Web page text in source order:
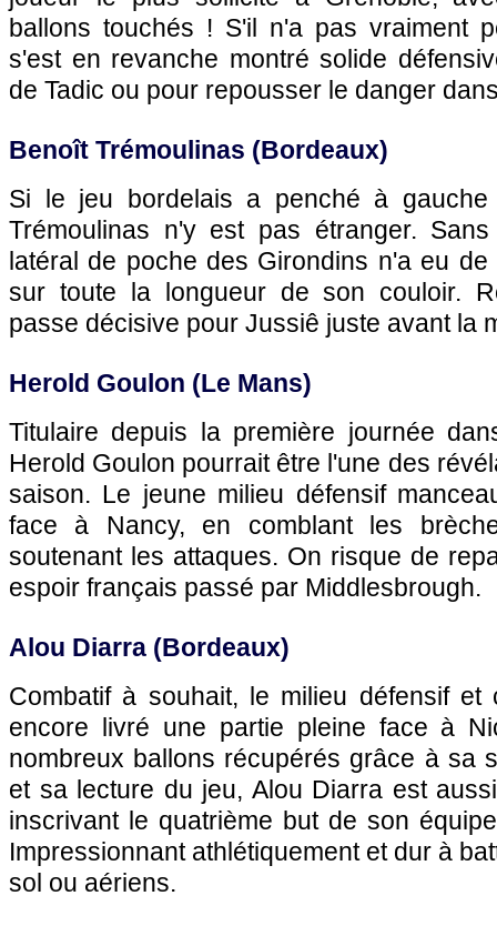
ballons touchés ! S'il n'a pas vraiment
s'est en revanche montré solide
de Tadic ou pour repousser le danger
Benoît Trémoulinas (Bordeaux)
Si le jeu bordelais a penché à
Trémoulinas n'y est pas étranger.
latéral de poche des Girondins n'a eu
sur toute la longueur de son couloir.
passe décisive pour Jussiê juste avant la
Herold Goulon (Le Mans)
Titulaire depuis la première journée
Herold Goulon pourrait être l'une des
saison. Le jeune milieu défensif
face à Nancy, en comblant les
soutenant les attaques. On risque de
espoir français passé par Middlesbrough.
Alou Diarra (Bordeaux)
Combatif à souhait, le milieu défensif et
encore livré une partie pleine face à
nombreux ballons récupérés grâce à sa
et sa lecture du jeu, Alou Diarra est
inscrivant le quatrième but de son
Impressionnant athlétiquement et dur à
sol ou aériens.